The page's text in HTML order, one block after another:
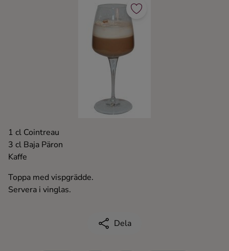
Rom
Shots
1 cl Cointreau
3 cl Baja Päron
Kaffe
Toppa med vispgrädde.
Servera i vinglas.
Dela